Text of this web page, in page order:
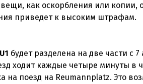
как оскорбления или копии,
приведет к высоким штрафам.
U1 будет разделена на две части с
ходит каждые четыре минуты в
на поезд на Reumannplatz. Это